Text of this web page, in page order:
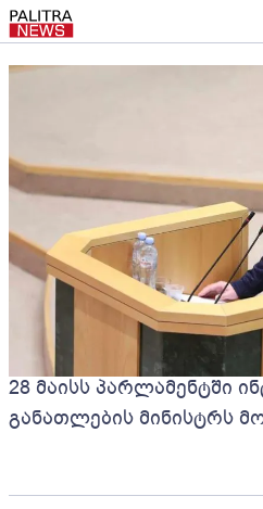
28 მაისს პარლამენტში
განათლების მინისტრს